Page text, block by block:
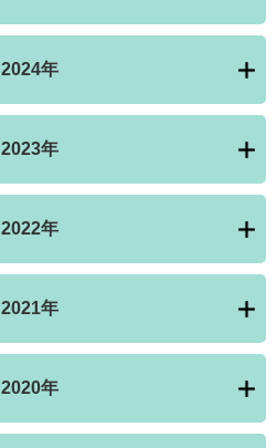
2024年
2023年
2022年
2021年
2020年